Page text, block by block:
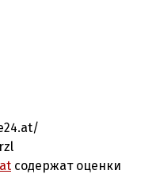
содержат оценки